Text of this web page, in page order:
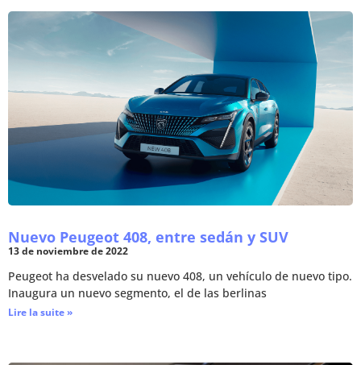
Nuevo Peugeot 408, entre sedán y SUV
13 de noviembre de 2022
Peugeot ha desvelado su nuevo 408, un vehículo de nuevo tipo.
Inaugura un nuevo segmento, el de las berlinas
Lire la suite »